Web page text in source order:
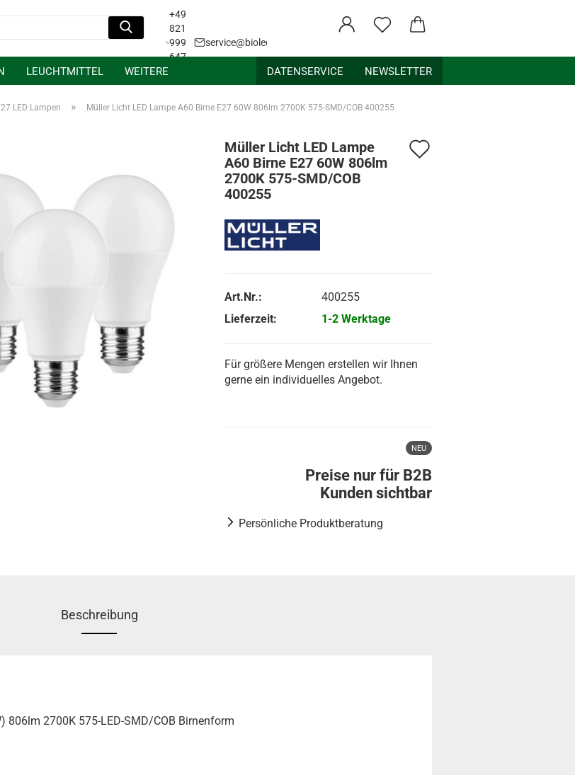
Suche...
+49
821
999
647
service@bioledex.de
Lichtplanung
LEUCHTMITTEL DATENSERVICE NEWSLETTER
WEITERE
LED Lampen » Müller Licht LED Lampe A60 Birne E27 60W 806lm 2700K 575-SMD/COB 400255
Müller Licht LED Lampe
A60 Birne E27 60W 806lm
2700K 575-SMD/COB
400255
Art.Nr.:
400255
Lieferzeit:
1-2 Werktage
Für größere Mengen erstellen wir Ihnen
gerne ein individuelles Angebot.
NEU
Preise nur für B2B
Kunden sichtbar
Persönliche Produktberatung
Beschreibung
806lm 2700K 575-LED-SMD/COB Birnenform